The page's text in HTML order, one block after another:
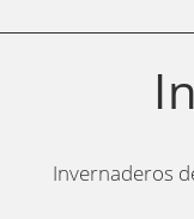
Invernaderos